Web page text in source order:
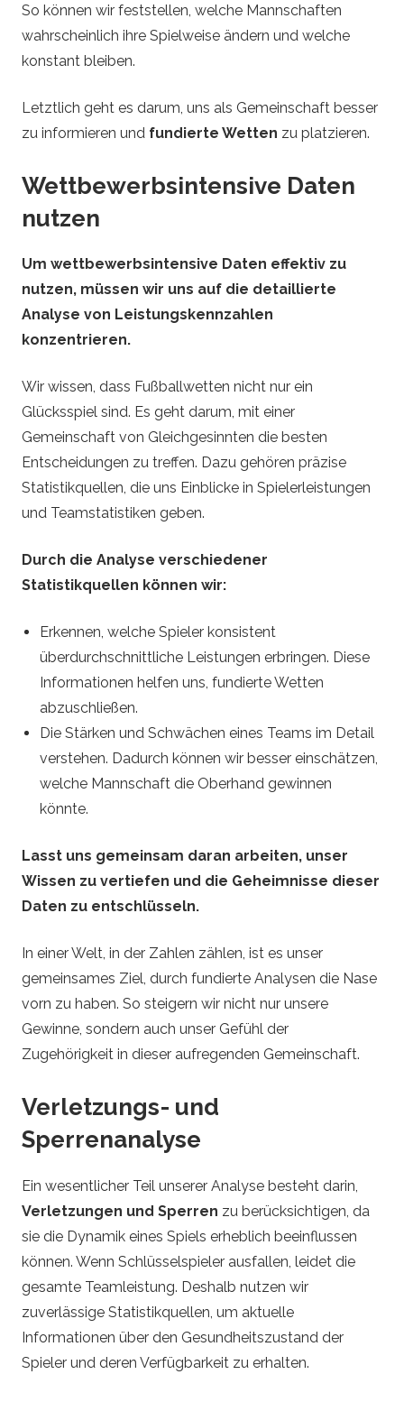
So können wir feststellen, welche Mannschaften
wahrscheinlich ihre Spielweise ändern und welche
konstant bleiben.
Letztlich geht es darum, uns als Gemeinschaft besser
zu informieren und fundierte Wetten zu platzieren.
Wettbewerbsintensive Daten
nutzen
Um wettbewerbsintensive Daten effektiv zu
nutzen, müssen wir uns auf die detaillierte
Analyse von Leistungskennzahlen
konzentrieren.
Wir wissen, dass Fußballwetten nicht nur ein
Glücksspiel sind. Es geht darum, mit einer
Gemeinschaft von Gleichgesinnten die besten
Entscheidungen zu treffen. Dazu gehören präzise
Statistikquellen, die uns Einblicke in Spielerleistungen
und Teamstatistiken geben.
Durch die Analyse verschiedener
Statistikquellen können wir:
Erkennen, welche Spieler konsistent
überdurchschnittliche Leistungen erbringen. Diese
Informationen helfen uns, fundierte Wetten
abzuschließen.
Die Stärken und Schwächen eines Teams im Detail
verstehen. Dadurch können wir besser einschätzen,
welche Mannschaft die Oberhand gewinnen
könnte.
Lasst uns gemeinsam daran arbeiten, unser
Wissen zu vertiefen und die Geheimnisse dieser
Daten zu entschlüsseln.
In einer Welt, in der Zahlen zählen, ist es unser
gemeinsames Ziel, durch fundierte Analysen die Nase
vorn zu haben. So steigern wir nicht nur unsere
Gewinne, sondern auch unser Gefühl der
Zugehörigkeit in dieser aufregenden Gemeinschaft.
Verletzungs- und
Sperrenanalyse
Ein wesentlicher Teil unserer Analyse besteht darin,
Verletzungen und Sperren zu berücksichtigen, da
sie die Dynamik eines Spiels erheblich beeinflussen
können. Wenn Schlüsselspieler ausfallen, leidet die
gesamte Teamleistung. Deshalb nutzen wir
zuverlässige Statistikquellen, um aktuelle
Informationen über den Gesundheitszustand der
Spieler und deren Verfügbarkeit zu erhalten.